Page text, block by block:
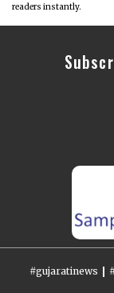
readers instantly.
#gujaratinews